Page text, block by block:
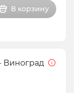
В корзину
Виноград